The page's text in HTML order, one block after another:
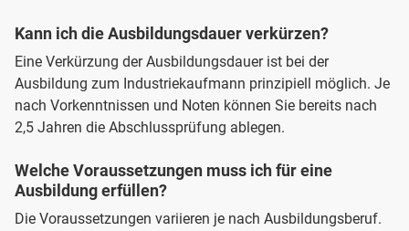
Kann ich die Ausbildungsdauer verkürzen?
Eine Verkürzung der Ausbildungsdauer ist bei der
Ausbildung zum Industriekaufmann prinzipiell möglich. Je
nach Vorkenntnissen und Noten können Sie bereits nach
2,5 Jahren die Abschlussprüfung ablegen.
Welche Voraussetzungen muss ich für eine
Ausbildung erfüllen?
Die Voraussetzungen variieren je nach Ausbildungsberuf.